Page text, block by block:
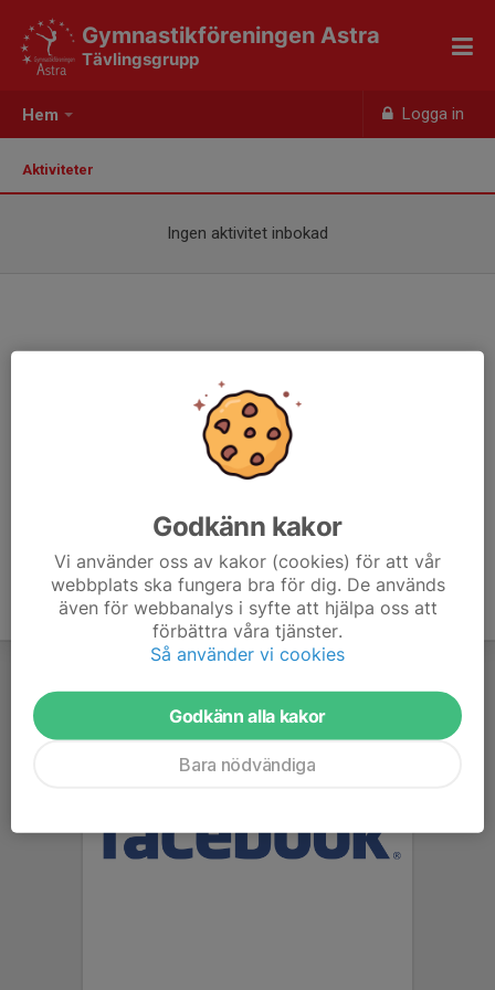
Hem Logga in
Gymnastikföreningen Astra
Tävlingsgrupp
Aktiviteter
Ingen aktivitet inbokad
Godkänn kakor
Vi använder oss av kakor (cookies) för att vår
webbplats ska fungera bra för dig. De används
även för webbanalys i syfte att hjälpa oss att
förbättra våra tjänster.
Så använder vi cookies
Godkänn alla kakor
Bara nödvändiga